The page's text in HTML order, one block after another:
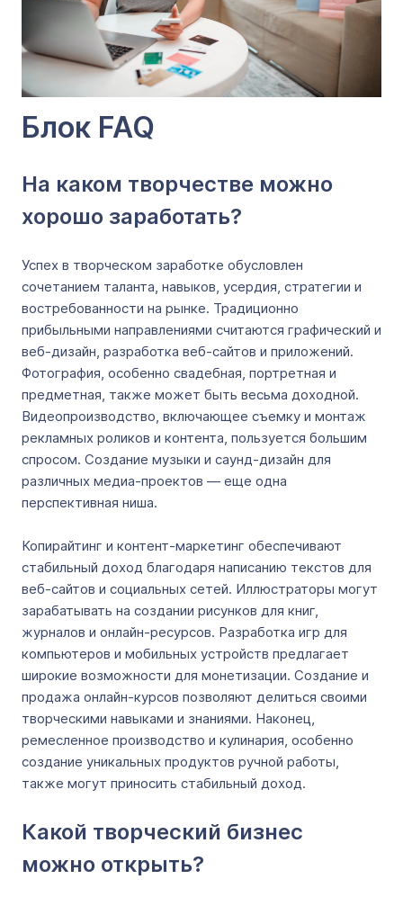
Блок FAQ
На каком творчестве можно
хорошо заработать?
Успех в творческом заработке обусловлен
сочетанием таланта, навыков, усердия, стратегии и
востребованности на рынке. Традиционно
прибыльными направлениями считаются графический и
веб-дизайн, разработка веб-сайтов и приложений.
Фотография, особенно свадебная, портретная и
предметная, также может быть весьма доходной.
Видеопроизводство, включающее съемку и монтаж
рекламных роликов и контента, пользуется большим
спросом. Создание музыки и саунд-дизайн для
различных медиа-проектов — еще одна
перспективная ниша.
Копирайтинг и контент-маркетинг обеспечивают
стабильный доход благодаря написанию текстов для
веб-сайтов и социальных сетей. Иллюстраторы могут
зарабатывать на создании рисунков для книг,
журналов и онлайн-ресурсов. Разработка игр для
компьютеров и мобильных устройств предлагает
широкие возможности для монетизации. Создание и
продажа онлайн-курсов позволяют делиться своими
творческими навыками и знаниями. Наконец,
ремесленное производство и кулинария, особенно
создание уникальных продуктов ручной работы,
также могут приносить стабильный доход.
Какой творческий бизнес
можно открыть?